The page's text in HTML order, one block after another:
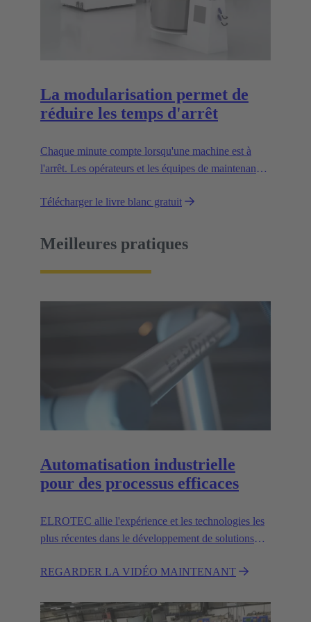
La modularisation permet de
réduire les temps d'arrêt
Chaque minute compte lorsqu'une machine est à
l'arrêt. Les opérateurs et les équipes de maintenance
produit. Dans de telles situations, les lignes
manipuler.
Télécharger le livre blanc gratuit
Meilleures pratiques
Automatisation industrielle
pour des processus efficaces
ELROTEC allie l'expérience et les technologies les
plus récentes dans le développement de solutions
REGARDER LA VIDÉO MAINTENANT